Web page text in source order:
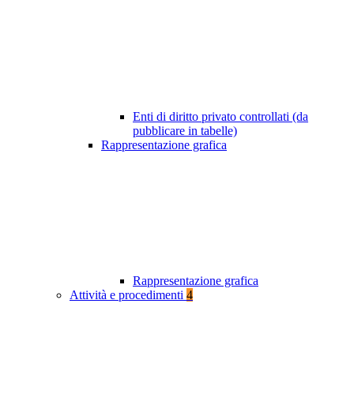
Enti di diritto privato controllati (da
pubblicare in tabelle)
Rappresentazione grafica
Rappresentazione grafica
Attività e procedimenti 4